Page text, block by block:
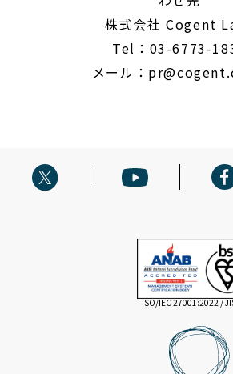
株式会社 Cogent
Tel：03-6773-
メール：
ISO/IEC 27001:2022 /